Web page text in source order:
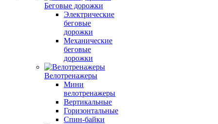
Беговые дорожки
Электрические
беговые
дорожки
Механические
беговые
дорожки
Велотренажеры
Мини
велотренажеры
Вертикальные
Горизонтальные
Спин-байки